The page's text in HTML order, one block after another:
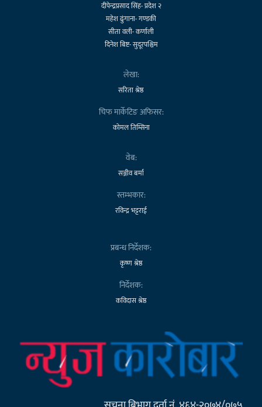
दीपेन्द्रप्रसाद सिंह- प्रदेश २
महेश ढुंगाना- गण्डकी
सीता वली- कर्णाली
दिनेश बिष्ट- सुदूरपश्चिम
लेखा:
सरिता श्रेष्ठ
चिफ मार्केटिङ अफिसर:
कोमल तिम्सिना
वेब:
सञ्जीव बर्मा
स्तम्भकार:
रविन्द्र भट्टराई
प्रबन्ध निर्देशक:
कृष्ण श्रेष्ठ
निर्देशक:
कविदास श्रेष्ठ